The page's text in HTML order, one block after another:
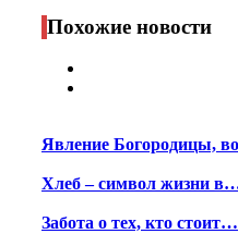
Print
Похожие новости
Явление Богородицы,
Хлеб – символ жизни
Забота о тех, кто стоит…